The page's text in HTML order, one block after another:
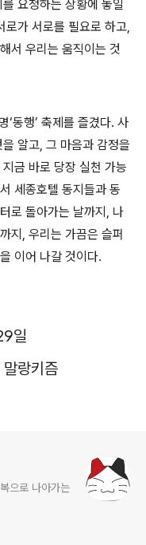
요청하는 상황에 놓일
로가 서로를 필요로 하고,
서 우리는 움직이는 것
‘동행’ 축제를 즐겼다. 사
을 알고, 그 마음과 감정을
금 바로 당장 실천 가능
세종호텔 동지들과 동
로 돌아가는 날까지 , 나
지 , 우리는 가끔은 슬퍼
이어 나갈 것이다.
일
말랑키즘
으로 나아가는